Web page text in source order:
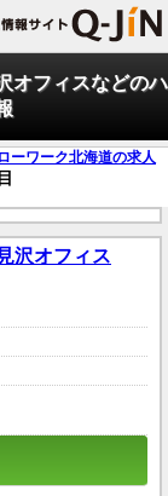
フィスなどのハ
ーワーク北海道の求人
沢オフィス